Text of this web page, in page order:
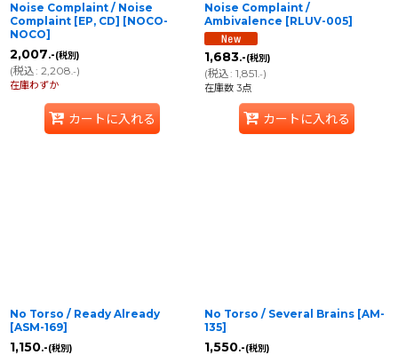
Noise Complaint / Noise
Complaint [EP, CD] [NOCO-
NOCO]
2,007.-(税別)
(税込: 2,208.-)
在庫わずか
カートに入れる
Noise Complaint /
Ambivalence [RLUV-005]
1,683.-(税別)
(税込: 1,851 .-)
在庫数 3点
カートに入れる
No Torso / Ready Already
[ASM-169]
1,150.-(税別)
No Torso / Several Brains [AM-
135]
1,550.-(税別)